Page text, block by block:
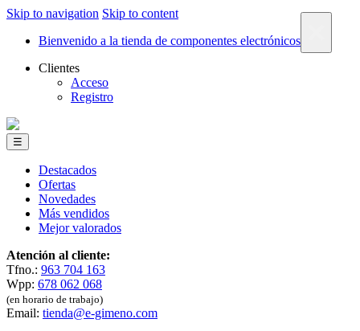
Skip to navigation Skip to content
Bienvenido a la tienda de componentes electrónicos
Clientes
Acceso
Registro
☰
Destacados
Ofertas
Novedades
Más vendidos
Mejor valorados
Atención al cliente:
Tfno.: 963 704 163
Wpp: 678 062 068
(en horario de trabajo)
Email: tienda@e-gimeno.com